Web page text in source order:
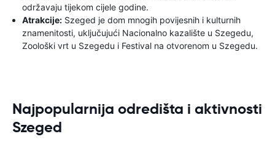
održavaju tijekom cijele godine.
Atrakcije: Szeged je dom mnogih povijesnih i kulturnih
znamenitosti, uključujući Nacionalno kazalište u Szegedu,
Zoološki vrt u Szegedu i Festival na otvorenom u Szegedu.
Najpopularnija odredišta i aktivnosti
Szeged